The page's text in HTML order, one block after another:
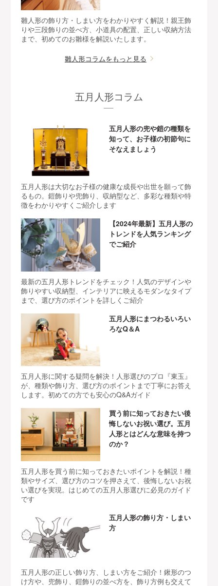
雛人形の飾り方・しまい方をわかりやすく解説！親王飾
りや三段飾りの並べ方、小道具の配置、正しい収納方法
まで、初めてのお雛様を解説いたします。
雛人形コラムをもっと見る
五月人形コラム
五月人形の兜や鎧の種類を
知って、お子様の初節句に
そなえましょう
五月人形は大切なお子様の健康な成長や出世を願って飾
るもの。鎧飾りや兜飾り、収納型など、多彩な種類や特
徴をわかりやすくご紹介します
【2024年最新】五月人形の
トレンドを人気ランキング
でご紹介
最新の五月人形トレンドをチェック！人気のデザインや
飾りやすい収納型、インテリアに映えるモダンなタイプ
まで、選び方のポイントを詳しくご紹介
五月人形にまつわるいろい
ろなQ＆A
五月人形に関する疑問を解決！人形選びのプロ『東玉』
が、種類や飾り方、選び方のポイントまで丁寧にお答え
します。初めての方でも安心のQ&Aガイド
買う前に知っておきたい後
悔しないお祝い選び。五月
人形とはどんな意味を持つ
のか？
五月人形を買う前に知っておきたいポイントを解説！種
類やサイズ、選び方のコツを押さえて、後悔しないお祝
い選びを実現。はじめての五月人形選びに必見のガイド
です
五月人形の飾り方・しまい
方
五月人形の正しい飾り方、しまい方をご紹介！鍬形のつ
け方や、兜飾り、鎧飾りの並べ方を、飾り方例も交えて